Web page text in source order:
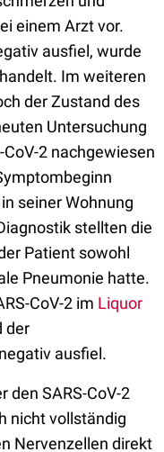
einem Arzt vor.
ausfiel, wurde
Im weiteren
der Zustand des
Untersuchung
2 nachgewiesen
seiner Wohnung
stellten die
Patient sowohl
Pneumonie hatte.
CoV-2 im Liquor
der
ausfiel.
den SARS-CoV-2
nicht vollständig
Nervenzellen direkt